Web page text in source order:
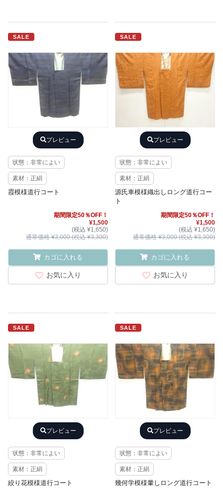
SALE
プレビュー
状態：非常によい
素材：正絹
霞模様道行コート
期間限定50％OFF！
¥1,500
(税込 ¥1,650)
通常価格 ¥3,000 (税込 ¥3,300)
カゴに入れる
お気に入り
SALE
プレビュー
状態：非常によい
素材：正絹
源氏車模様織出しロング道行コー
ト
期間限定50％OFF！
¥1,500
(税込 ¥1,650)
通常価格 ¥3,000 (税込 ¥3,300)
カゴに入れる
お気に入り
SALE
プレビュー
状態：非常によい
素材：正絹
絞り花模様道行コート
SALE
プレビュー
状態：非常によい
素材：正絹
幾何学模様暈しロング道行コート